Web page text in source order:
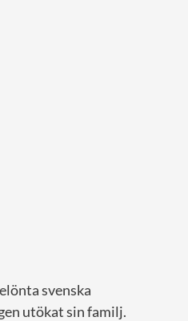
furstehus
svenska
utökat sin familj.